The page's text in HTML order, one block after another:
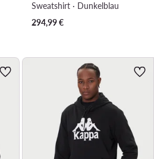
Sweatshirt · Dunkelblau
294,99€